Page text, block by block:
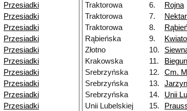
Przesiadki
Przesiadki
Przesiadki
Przesiadki
Przesiadki
Przesiadki
Przesiadki
Przesiadki
Przesiadki
Przesiadki
Traktorowa
6. Rojna
Traktorowa
7.
Traktorowa
8.
Rąbieńska
9.
Złotno
10.
Krakowska
11.
Srebrzyńska
12. Cm.
Srebrzyńska
13.
Srebrzyńska
14. Unii
Unii Lubelskiej
15.